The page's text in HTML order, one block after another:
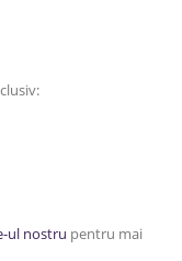
ul nostru pentru mai